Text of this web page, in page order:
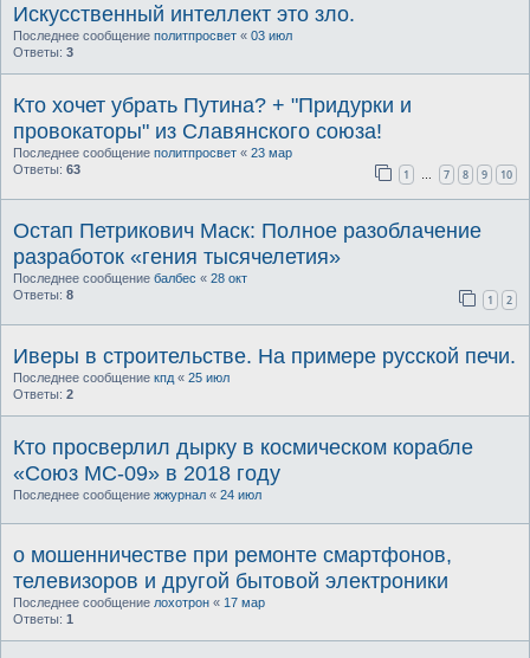
Искусственный интеллект это зло.
Последнее сообщение политпросвет « 03 июл
Ответы: 3
Кто хочет убрать Путина? + "Придурки и
провокаторы" из Славянского союза!
Последнее сообщение политпросвет « 23 мар
Ответы: 63 1 7 8 9 10
Остап Петрикович Маск: Полное разоблачение
разработок «гения тысячелетия»
Последнее сообщение балбес « 28 окт
Ответы: 8 1 2
Иверы в строительстве. На примере русской печи.
Последнее сообщение кпд « 25 июл
Ответы: 2
Кто просверлил дырку в космическом корабле
«Союз МС-09» в 2018 году
Последнее сообщение жжурнал « 24 июл
о мошенничестве при ремонте смартфонов,
телевизоров и другой бытовой электроники
Последнее сообщение лохотрон « 17 мар
Ответы: 1